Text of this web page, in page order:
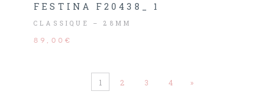
FESTINA F20438_ 1
CLASSIQUE – 28MM
89,00€
1 2 3 4 »